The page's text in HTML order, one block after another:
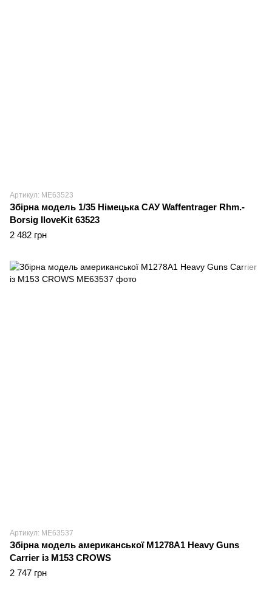
Артикул: ME63523
Збірна модель 1/35 Німецька САУ Waffentrager Rhm.-
Borsig IloveKit 63523
2 482 грн
Артикул: ME63537
Збірна модель американської M1278A1 Heavy Guns
Carrier із M153 CROWS
2 747 грн